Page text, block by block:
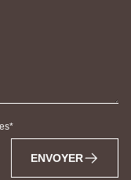
ENVOYER